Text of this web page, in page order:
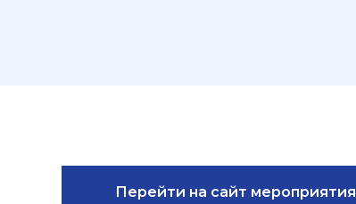
Перейти на сайт мероприятия